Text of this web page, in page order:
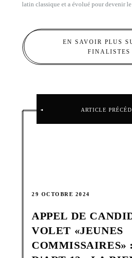
latin classique et a évolué pour devenir
EN SAVOIR PLUS
FINALISTES
ARTICLE
29 OCTOBRE 2024
APPEL DE
VOLET «JEUNES
COMMISSAIRES»